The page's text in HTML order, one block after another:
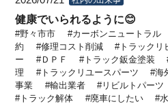
健康でいられるように😊
野々市市 カーボンニュートラル
約
修理コスト削減 トラックリ
ー
ＤＰＦ トラック鈑金塗装
理
トラックリユースパーツ 海
事業
輸出業者 リビルトパーツ
トラック解体
廃車にしたい